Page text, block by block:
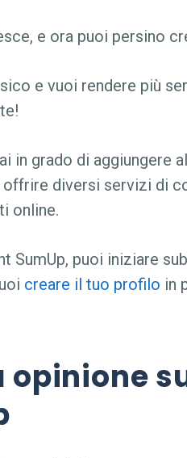
e ora puoi persino
e vuoi rendere più
in grado di aggiungere
diversi servizi di
online.
SumUp, puoi iniziare
creare il tuo profilo in
opinione